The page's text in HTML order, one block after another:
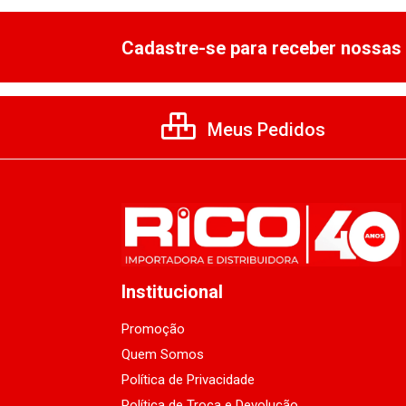
Cadastre-se para receber
Meus Pedidos
Institucional
Promoção
Quem Somos
Política de Privacidade